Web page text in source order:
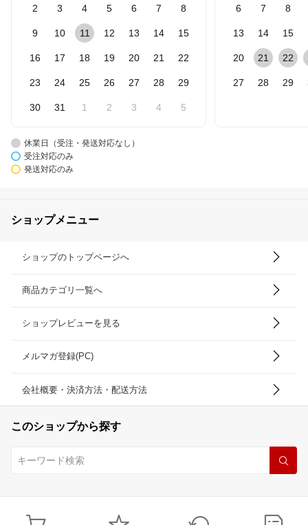
2 3 4 5 6 7 8
9 10 11 12 13 14 15
16 17 18 19 20 21 22
23 24 25 26 27 28 29
30 31 1 2 3 4 5
6 7 8
13 14 15
20 21 22
27 28 29
休業日（受注・発送対応なし）
受注対応のみ
発送対応のみ
ショップメニュー
ショップのトップページへ
商品カテゴリ一覧へ
ショップレビューを見る
メルマガ登録(PC)
会社概要・決済方法・配送方法
このショップから探す